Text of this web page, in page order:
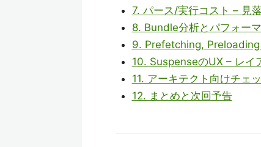
7. パース/実行コスト – 見
8. Bundle分析とパフォー
9. Prefetching,
10. SuspenseのUX – レイ
11. アーキテクト向けチェ
12. まとめと次回予告